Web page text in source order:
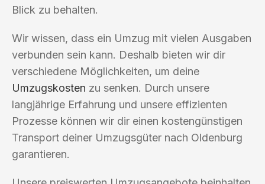
Blick zu behalten.
Wir wissen, dass ein Umzug mit vielen Ausgaben
verbunden sein kann. Deshalb bieten wir dir
verschiedene Möglichkeiten, um deine
Umzugskosten zu senken. Durch unsere
langjährige Erfahrung und unsere effizienten
Prozesse können wir dir einen kostengünstigen
Transport deiner Umzugsgüter nach Oldenburg
garantieren.